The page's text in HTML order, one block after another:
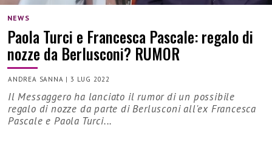
NEWS
Paola Turci e Francesca Pascale: regalo di
nozze da Berlusconi? RUMOR
ANDREA SANNA |3 LUG 2022
Il Messaggero ha lanciato il rumor di un possibile
regalo di nozze da parte di Berlusconi all'ex Francesca
Pascale e Paola Turci...